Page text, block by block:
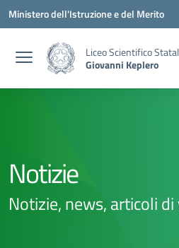
Vai ai contenuti
Vai al menu di navigazione
Vai al footer
Ministero dell'Istruzione e del Merito
Liceo Scientifico
Giovanni Keplero
Notizie
Notizie, news, articoli